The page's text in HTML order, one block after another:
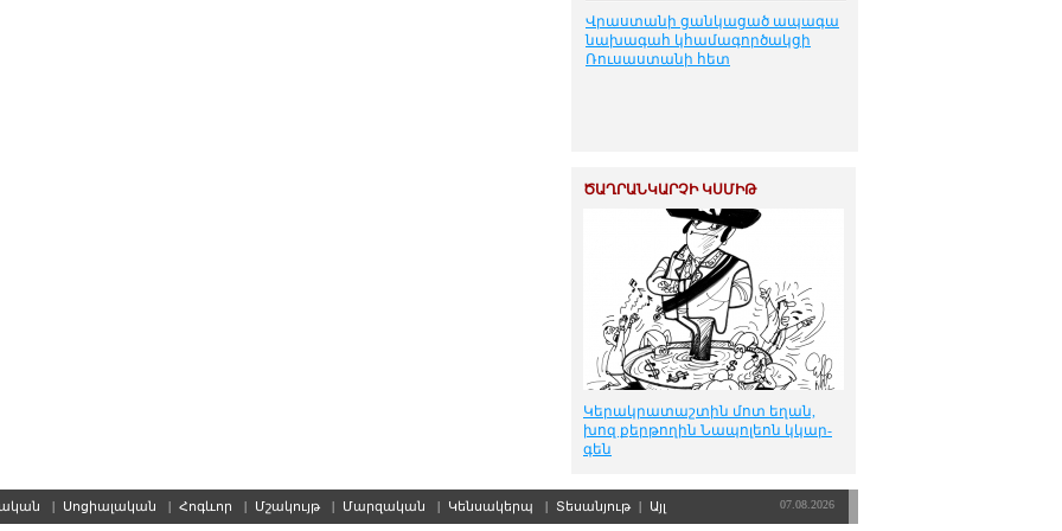
Վրաստանի ցանկացած ապագա
նախագահ կհամագործակցի
Ռուսաստանի հետ
ԾԱՂՐԱՆԿԱՐՉԻ ԿՍՄԻԹ
Կե­րակ­րա­տաշ­տին մոտ ե­ղան,
խոզ քեր­թո­ղին Նա­պո­լեոն կկար­
գեն
| Սոցիալական | Հոգևոր | Մշակույթ | Մարզական | Կենսակերպ | Տեսանյութ | Այլ 07.08.2026